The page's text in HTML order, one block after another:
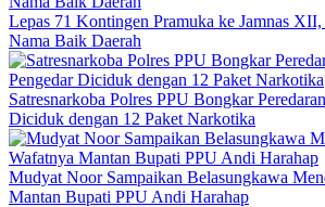
Lepas 71 Kontingen Pramuka ke Jamnas
Nama Baik Daerah
Satresnarkoba Polres PPU Bongkar
Diciduk dengan 12 Paket Narkotika
Mudyat Noor Sampaikan Belasungkawa
Mantan Bupati PPU Andi Harahap